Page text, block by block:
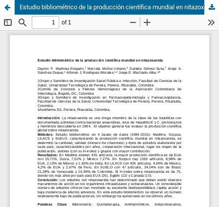
Estudio bibliométrico de la producción científica mundial en nitazoxanida